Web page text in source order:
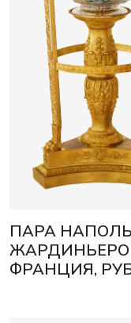
ПАРА
ФРАНЦИЯ,